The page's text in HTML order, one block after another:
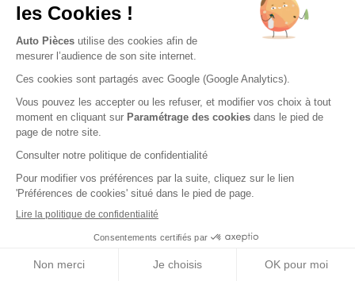
Nos engagements